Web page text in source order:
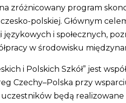
zróżnicowany program
polskiej. Głównym
i społecznych,
w środowisku
i Polskich Szkół” jest
Czechy–Polska przy
będą realizowane